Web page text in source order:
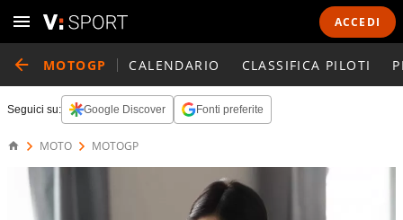
ACCEDI
MOTOGP CALENDARIO CLASSIFICA PILOTI
Seguici su: Google Discover Fonti preferite
MOTO MOTOGP